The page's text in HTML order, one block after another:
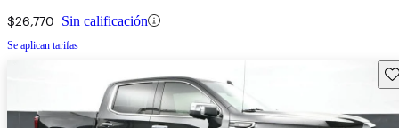
$26,770 Sin calificación
Se aplican tarifas